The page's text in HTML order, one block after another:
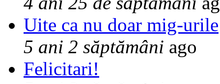
Uite ca nu doar mig-urile
5 ani 2 săptămâni ago
Felicitari!